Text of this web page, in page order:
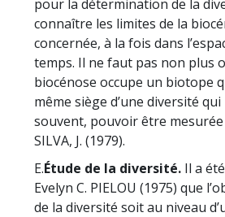
pour la détermination de la
connaître les limites de la
concernée, à la fois dans
temps. Il ne faut pas non plus
biocénose occupe un biotope
même siège d’une diversité
souvent, pouvoir être mesurée
SILVA, J. (1979).
E.Étude de la diversité. Il a
Evelyn C. PIELOU (1975) que
de la diversité soit au niveau